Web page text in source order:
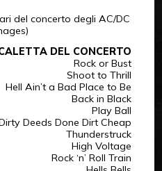
del concerto degli AC/DC
DEL CONCERTO
Rock or Bust
Shoot to Thrill
Hell Ain’t a Bad Place to Be
Back in Black
Play Ball
Deeds Done Dirt Cheap
Thunderstruck
High Voltage
Rock ‘n’ Roll Train